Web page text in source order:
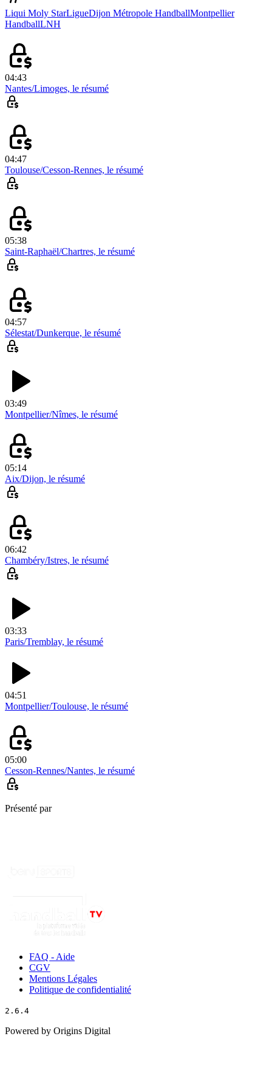
Liqui Moly StarLigueDijon Métropole HandballMontpellier
HandballLNH
04:43
Nantes/Limoges, le résumé
04:47
Toulouse/Cesson-Rennes, le résumé
05:38
Saint-Raphaël/Chartres, le résumé
04:57
Sélestat/Dunkerque, le résumé
03:49
Montpellier/Nîmes, le résumé
05:14
Aix/Dijon, le résumé
06:42
Chambéry/Istres, le résumé
03:33
Paris/Tremblay, le résumé
04:51
Montpellier/Toulouse, le résumé
05:00
Cesson-Rennes/Nantes, le résumé
Présenté par
FAQ - Aide
CGV
Mentions Légales
Politique de confidentialité
2.6.4
Powered by Origins Digital